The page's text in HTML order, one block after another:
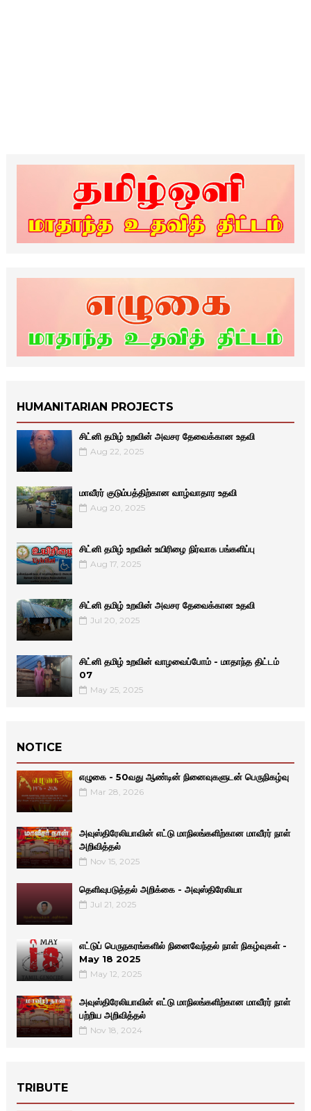
HUMANITARIAN PROJECTS
சிட்னி தமிழ் உறவின் அவசர தேவைக்கான உதவி
Aug 22, 2025
மாவீரர் குடும்பத்திற்கான வாழ்வாதார உதவி
Aug 20, 2025
சிட்னி தமிழ் உறவின் உயிரிழை நிர்வாக பங்களிப்பு
Aug 17, 2025
சிட்னி தமிழ் உறவின் அவசர தேவைக்கான உதவி
Jul 20, 2025
சிட்னி தமிழ் உறவின் வாழவைப்போம் - மாதாந்த திட்டம்
07
May 25, 2025
NOTICE
எழுகை - 50வது ஆண்டின் நினைவுகளுடன் பெருநிகழ்வு
Mar 28, 2026
அவுஸ்திரேலியாவின் எட்டு மாநிலங்களிற்கான மாவீரர் நாள்
அறிவித்தல்
Nov 15, 2025
தெளிவுபடுத்தல் அறிக்கை - அவுஸ்திரேலியா
Jul 21, 2025
எட்டுப் பெருநகரங்களில் நினைவேந்தல் நாள் நிகழ்வுகள் -
May 18 2025
May 12, 2025
அவுஸ்திரேலியாவின் எட்டு மாநிலங்களிற்கான மாவீரர் நாள்
பற்றிய அறிவித்தல்
Nov 18, 2024
TRIBUTE